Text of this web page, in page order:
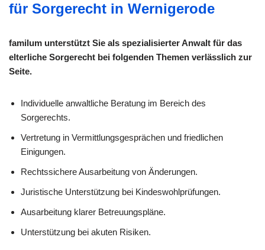
für Sorgerecht in Wernigerode
familum unterstützt Sie als spezialisierter Anwalt für das
elterliche Sorgerecht bei folgenden Themen verlässlich zur
Seite.
Individuelle anwaltliche Beratung im Bereich des
Sorgerechts.
Vertretung in Vermittlungsgesprächen und friedlichen
Einigungen.
Rechtssichere Ausarbeitung von Änderungen.
Juristische Unterstützung bei Kindeswohlprüfungen.
Ausarbeitung klarer Betreuungspläne.
Unterstützung bei akuten Risiken.